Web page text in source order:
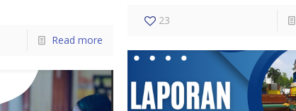
Read more
23